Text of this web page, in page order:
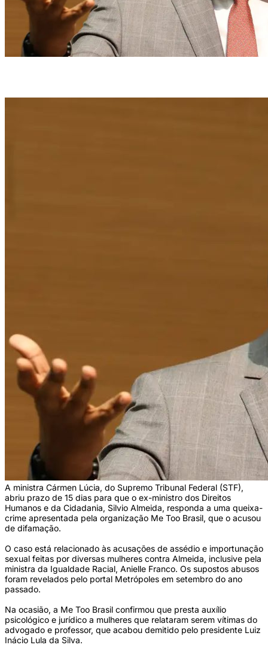
A ministra Cármen Lúcia, do Supremo Tribunal Federal (STF),
abriu prazo de 15 dias para que o ex-ministro dos Direitos
Humanos e da Cidadania, Silvio Almeida, responda a uma queixa-
crime apresentada pela organização Me Too Brasil, que o acusou
de difamação.
O caso está relacionado às acusações de assédio e importunação
sexual feitas por diversas mulheres contra Almeida, inclusive pela
ministra da Igualdade Racial, Anielle Franco. Os supostos abusos
foram revelados pelo portal Metrópoles em setembro do ano
passado.
Na ocasião, a Me Too Brasil confirmou que presta auxílio
psicológico e jurídico a mulheres que relataram serem vítimas do
advogado e professor, que acabou demitido pelo presidente Luiz
Inácio Lula da Silva.